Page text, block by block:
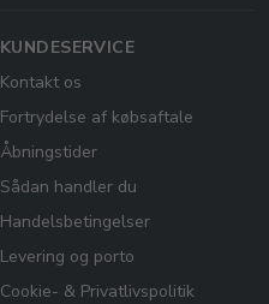
KUNDESERVICE
Kontakt os
Fortrydelse af købsaftale
Åbningstider
Sådan handler du
Handelsbetingelser
Levering og porto
Cookie- & Privatlivspolitik